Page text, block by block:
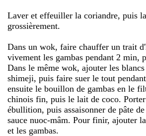
Laver et effeuiller la coriandre, puis
grossièrement.
Dans un wok, faire chauffer un trait
vivement les gambas pendant 2 min,
Dans le même wok, ajouter les
shimeji, puis faire suer le tout
ensuite le bouillon de gambas en le
chinois fin, puis le lait de coco.
ébullition, puis assaisonner de pâte
sauce nuoc-mâm. Pour finir, ajouter
et les gambas.